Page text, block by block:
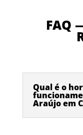
FAQ
Qual é o
Araújo em